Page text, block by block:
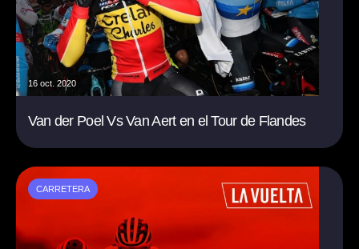
16 oct. 2020
Van der Poel Vs Van Aert en el Tour de Flandes
CARRETERA